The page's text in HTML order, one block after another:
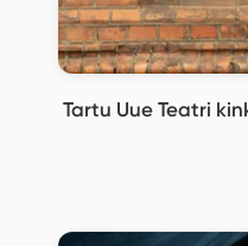
Tartu Uue Teatri